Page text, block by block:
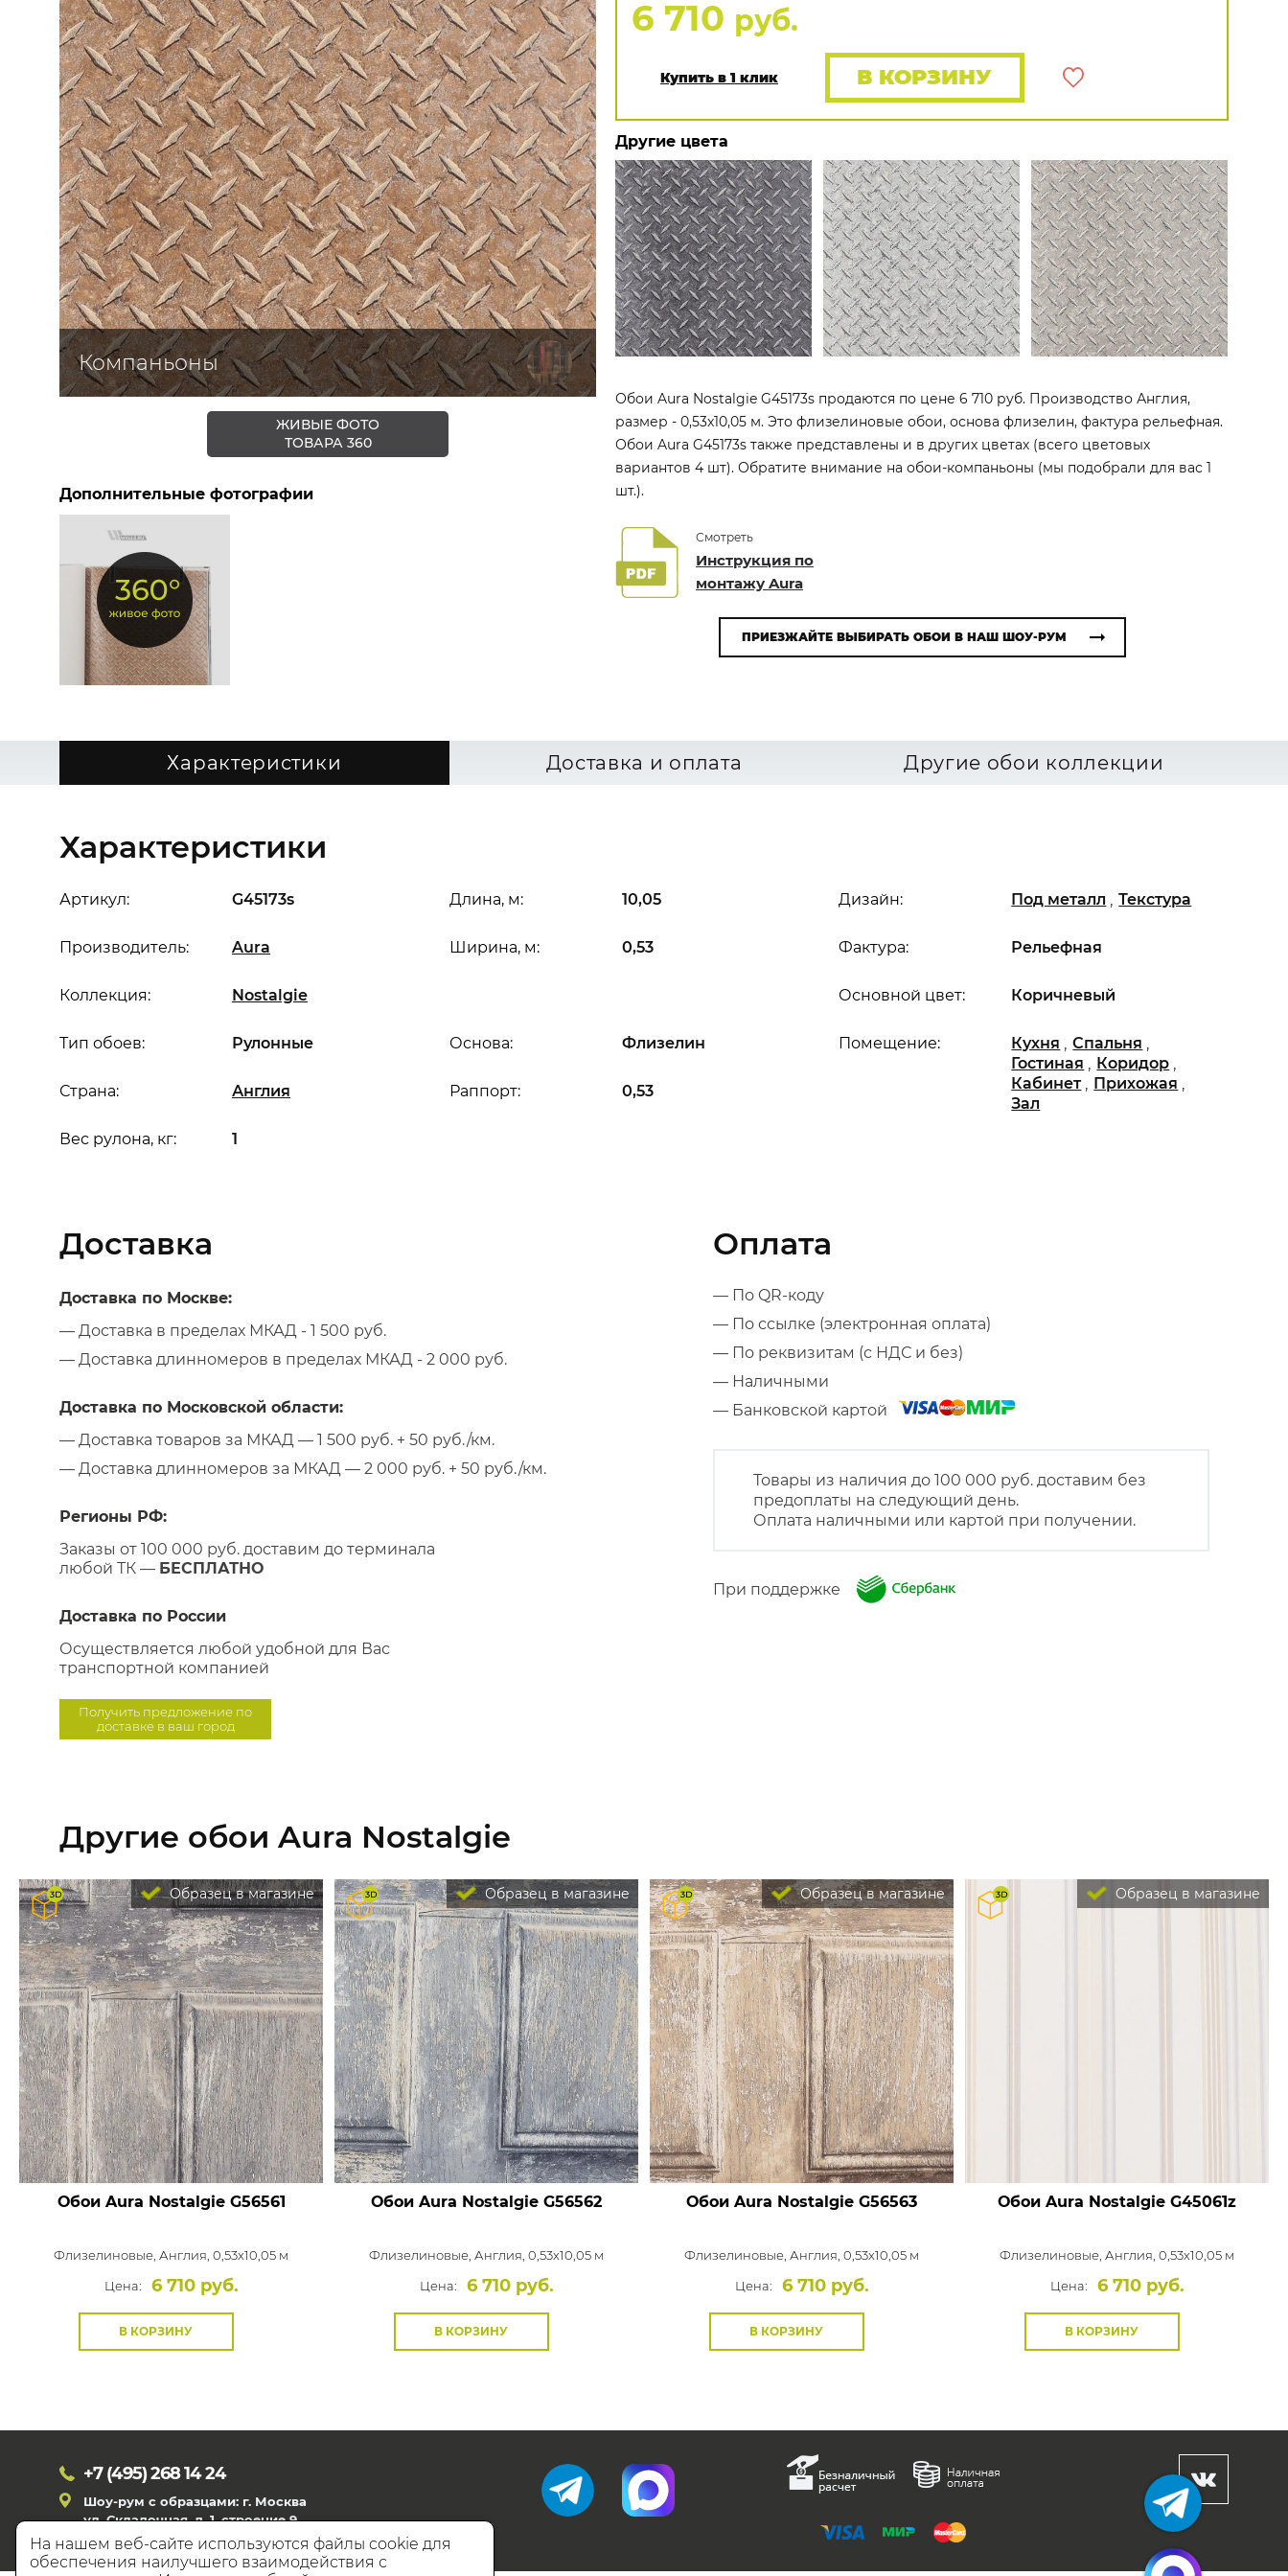
ЦВЕТА
ПОКАЗАТЬ ВСЕ ОБОИ
Компаньоны
ЖИВЫЕ ФОТО
ТОВАРА 360
Дополнительные фотографии
6 710 руб.
Купить в 1 клик В КОРЗИНУ
Другие цвета
Обои Aura Nostalgie G45173s продаются по цене 6 710 руб. Производство Англия,
размер - 0,53x10,05 м. Это флизелиновые обои, основа флизелин, фактура рельефная.
Обои Aura G45173s также представлены и в других цветах (всего цветовых
вариантов 4 шт). Обратите внимание на обои-компаньоны (мы подобрали для вас 1
шт.).
Смотреть
Инструкция по
монтажу Aura
ПРИЕЗЖАЙТЕ ВЫБИРАТЬ ОБОИ В НАШ ШОУ-РУМ
Характеристики Доставка и оплата Другие обои коллекции
Характеристики
Артикул: G45173s
Производитель: Aura
Коллекция: Nostalgie
Длина, м: 10,05
Ширина, м: 0,53
Вес рулона, кг: 1
Раппорт: 0,53
Основной цвет: Коричневый
Дизайн: Под металл ,Текстура
Основа: Флизелин Помещение: Кухня ,Спальня ,
Гостиная , Коридор ,
Кабинет , Прихожая ,
Зал
Страна: Англия
Тип обоев: Рулонные
Фактура: Рельефная
Доставка
Доставка по Москве:
— Доставка в пределах МКАД - 1 500 руб.
— Доставка длинномеров в пределах МКАД - 2 000 руб.
Доставка по Московской области:
— Доставка товаров за МКАД — 1 500 руб. + 50 руб./км.
— Доставка длинномеров за МКАД — 2 000 руб. + 50 руб./км.
Регионы РФ:
Заказы от 100 000 руб. доставим до терминала
любой ТК — БЕСПЛАТНО
Доставка по России
Осуществляется любой удобной для Вас
транспортной компанией
Получить предложение по
доставке в ваш город
Оплата
— По QR-коду
— По ссылке (электронная оплата)
— По реквизитам (с НДС и без)
— Наличными
— Банковской картой
Товары из наличия до 100 000 руб. доставим без
предоплаты на следующий день.
Оплата наличными или картой при получении.
При поддержке
Другие обои Aura Nostalgie
Образец в магазине
Обои Aura NostalgieG56561
Флизелиновые, Англия, 0,53x10,05 м
Цена:
6 710 руб.
В КОРЗИНУ
Образец в магазине
Обои Aura Nostalgie G56562
Флизелиновые, Англия, 0,53x10,05 м
Цена:
6 710 руб.
В КОРЗИНУ
Образец в магазине
Обои Aura Nostalgie G56563
Флизелиновые, Англия, 0,53x10,05 м
Цена:
6 710 руб.
В КОРЗИНУ
Образец в магазине
Обои Aura Nostalgie G45061z
Флизелиновые, Англия, 0,53x10,05 м
Цена:
6 710 руб.
В КОРЗИНУ
+7 (495)268 14 24
Шоу-рум с образцами: г. Москва
ул. Складочная, д. 1, строение 9
На нашем веб-сайте используются файлы cookie для
обеспечения наилучшего взаимодействия с